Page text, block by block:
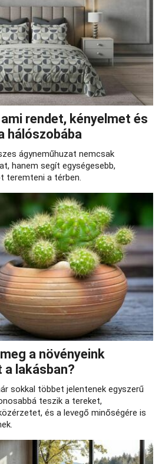
rendet, kényelmet és
hálószobába
ágyneműhuzat nemcsak
hanem segít egységesebb,
teremteni a térben.
a növényeink
lakásban?
sokkal többet jelentenek egyszerű
teszik a tereket,
és a levegő minőségére is